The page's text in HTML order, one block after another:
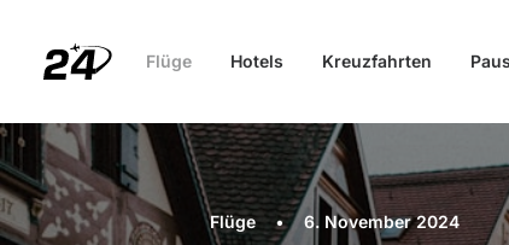
Flüge Hotels Kreuzfahrten
Flüge • 6. November 2024